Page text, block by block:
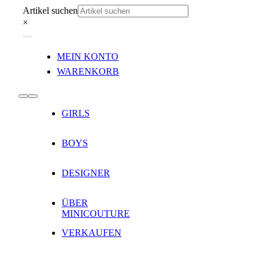
Inhalt
Artikel suchen
×
Navigation
MEIN KONTO
WARENKORB
Toggle
Navigation
GIRLS
BOYS
DESIGNER
ÜBER
MINICOUTURE
VERKAUFEN